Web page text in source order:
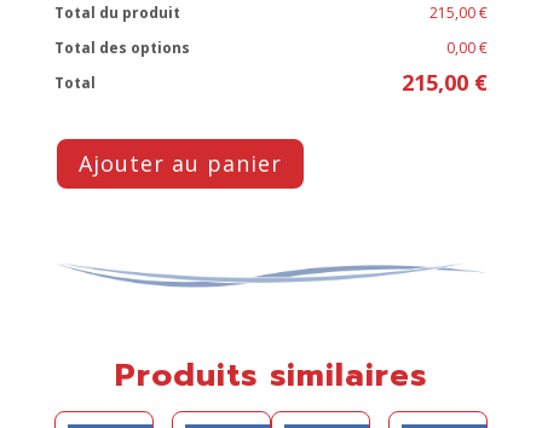
Total du produit
215,00 €
Total des options
0,00 €
Total
215,00 €
Ajouter au panier
Produits similaires